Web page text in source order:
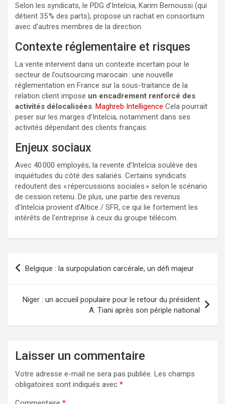
Selon les syndicats, le PDG d’Intelcia, Karim Bernoussi (qui
détient 35 % des parts), propose un rachat en consortium
avec d’autres membres de la direction.
Contexte réglementaire et risques
La vente intervient dans un contexte incertain pour le
secteur de l’outsourcing marocain : une nouvelle
réglementation en France sur la sous-traitance de la
relation client impose un encadrement renforcé des
activités délocalisées. Maghreb Intelligence Cela pourrait
peser sur les marges d’Intelcia, notamment dans ses
activités dépendant des clients français.
Enjeux sociaux
Avec 40 000 employés, la revente d’Intelcia soulève des
inquiétudes du côté des salariés. Certains syndicats
redoutent des « répercussions sociales » selon le scénario
de cession retenu. De plus, une partie des revenus
d’Intelcia provient d’Altice / SFR, ce qui lie fortement les
intérêts de l’entreprise à ceux du groupe télécom.
Belgique : la surpopulation carcérale, un défi majeur
Niger : un accueil populaire pour le retour du président
A. Tiani après son périple national
Laisser un commentaire
Votre adresse e-mail ne sera pas publiée. Les champs
obligatoires sont indiqués avec *